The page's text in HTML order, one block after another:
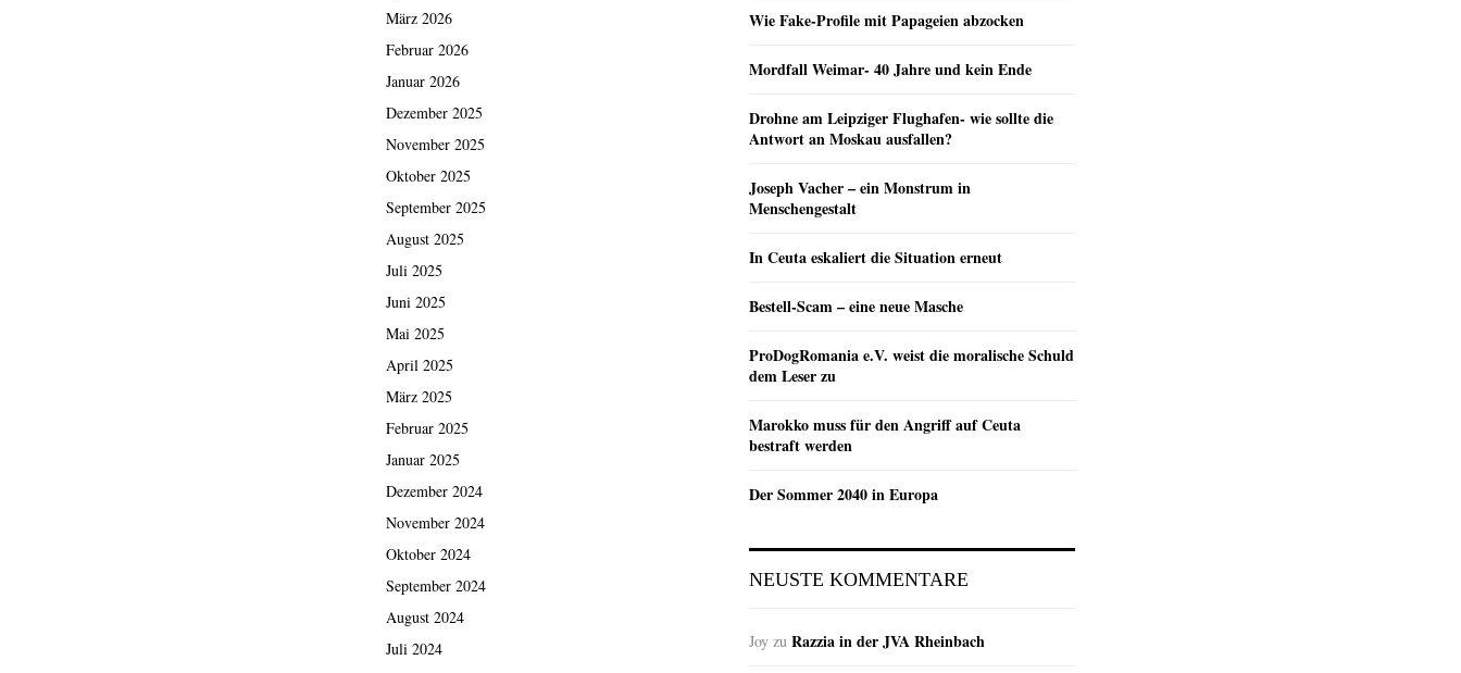
März 2026
Februar 2026
Januar 2026
Dezember 2025
November 2025
Oktober 2025
September 2025
August 2025
Juli 2025
Juni 2025
Mai 2025
April 2025
März 2025
Februar 2025
Januar 2025
Dezember 2024
November 2024
Oktober 2024
September 2024
August 2024
Juli 2024
Wie Fake-Profile mit Papageien abzocken
Mordfall Weimar- 40 Jahre und kein Ende
Drohne am Leipziger Flughafen- wie sollte die
Antwort an Moskau ausfallen?
Joseph Vacher – ein Monstrum in
Menschengestalt
In Ceuta eskaliert die Situation erneut
Bestell-Scam – eine neue Masche
ProDogRomania e.V. weist die moralische Schuld
dem Leser zu
Marokko muss für den Angriff auf Ceuta
bestraft werden
Der Sommer 2040 in Europa
NEUSTE KOMMENTARE
Joy zu Razzia in der JVA Rheinbach